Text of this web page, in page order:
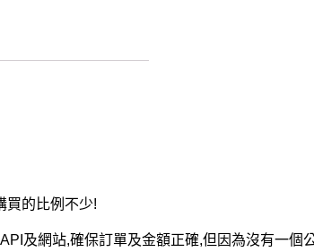
買的比例不少!
及網站,確保訂單及金額正確,但因為沒有一個